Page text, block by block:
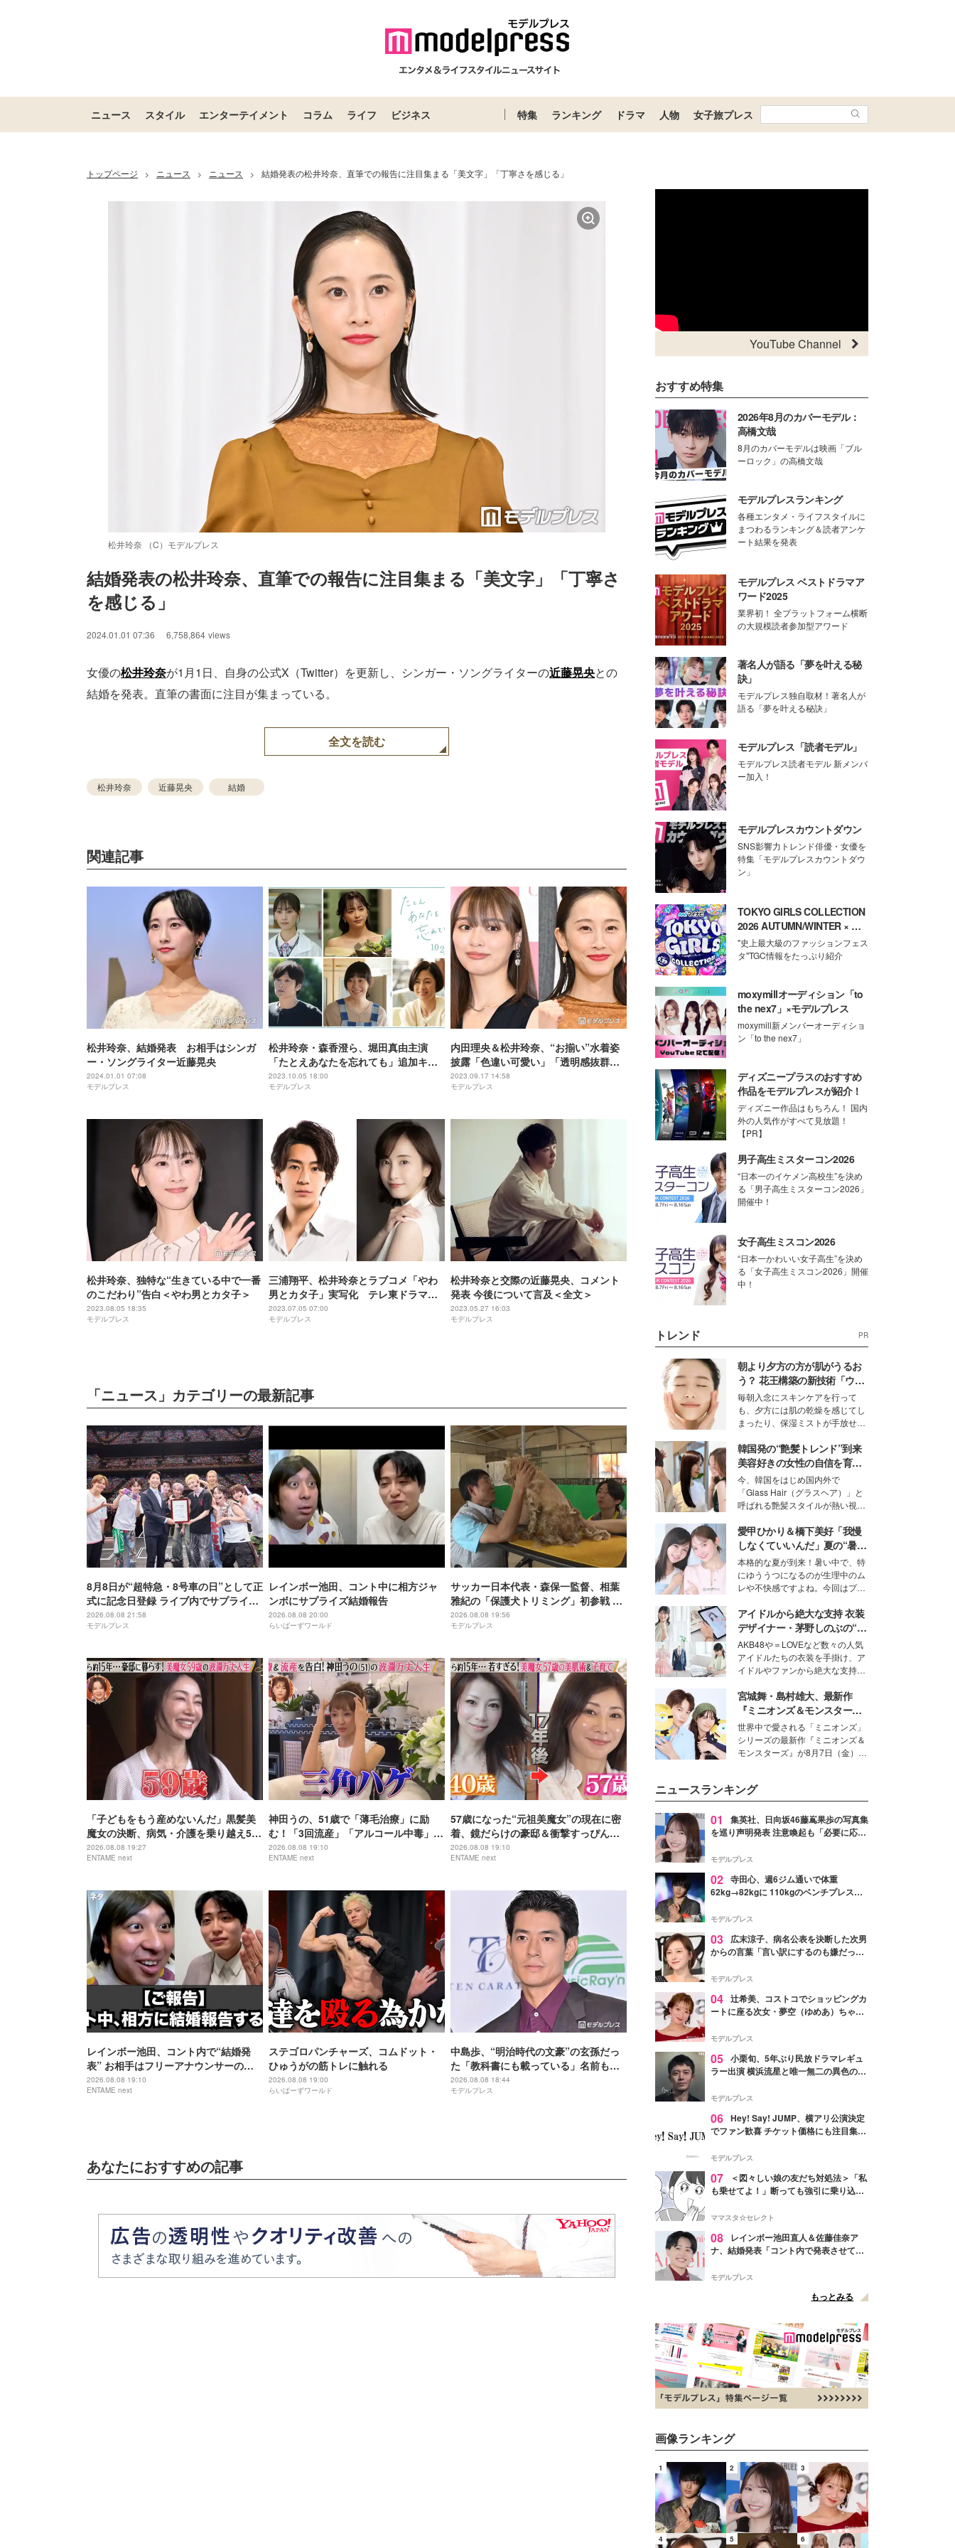
ニュース スタイル エンターテイメント コラム ライフ ビジネス 特集 ランキング ドラマ 人物 女子旅プレス
トップページ > ニュース > ニュース > 結婚発表の松井玲奈、直筆での報告に注目集まる「美文字」「丁寧さを感じる」
松井玲奈 （C）モデルプレス
結婚発表の松井玲奈、直筆での報告に注目集まる「美文字」「丁寧さ
を感じる」
2024.01.01 07:36 6,758,864 views
女優の松井玲奈が1月1日、自身の公式X（Twitter）を更新し、シンガー・ソングライターの近藤晃央との
結婚を発表。直筆の書面に注目が集まっている。
全文を読む
松井玲奈 近藤晃央 結婚
関連記事
松井玲奈、結婚発表 お相手はシンガ
ー・ソングライター近藤晃央
2024.01.01 07:08
モデルプレス
松井玲奈・森香澄ら、堀田真由主演
「たとえあなたを忘れても」追加キャ
スト解禁 メインビジュアル＆PR映像も
公開
2023.10.05 18:00
モデルプレス
内田理央＆松井玲奈、“お揃い”水着姿
披露「色違い可愛い」「透明感抜群」
の声
2023.09.17 14:58
モデルプレス
松井玲奈、独特な“生きている中で一番
のこだわり”告白＜やわ男とカタ子＞
2023.08.05 18:35
モデルプレス
三浦翔平、松井玲奈とラブコメ「やわ
男とカタ子」実写化 テレ東ドラマ初
主演で“イケメンオネエ”に
2023.07.05 07:00
モデルプレス
松井玲奈と交際の近藤晃央、コメント
発表 今後について言及＜全文＞
2023.05.27 16:03
モデルプレス
「ニュース」カテゴリーの最新記事
8月8日が“超特急・8号車の日”として正
式に記念日登録 ライブ内でサプライズ
発表
2026.08.08 21:58
モデルプレス
レインボー池田、コント中に相方ジャ
ンボにサプライズ結婚報告
2026.08.08 20:00
らいばーずワールド
サッカー日本代表・森保一監督、相葉
雅紀の「保護犬トリミング」初参戦 ド
リームチームで心込めて挑む【24時間
テレビ49】
2026.08.08 19:56
モデルプレス
「子どもをもう産めないんだ」黒髪美
魔女の決断、病気・介護を乗り越え56
歳で“おばあちゃん”に
2026.08.08 19:27
ENTAME next
神田うの、51歳で「薄毛治療」に励
む！「3回流産」「アルコール中毒」自
身の過去を赤裸々告白
2026.08.08 19:10
ENTAME next
57歳になった“元祖美魔女”の現在に密
着、鏡だらけの豪邸＆衝撃すっぴん姿
を披露
2026.08.08 19:10
ENTAME next
レインボー池田、コント内で“結婚発
表” お相手はフリーアナウンサーの佐
藤佳奈
2026.08.08 19:10
ENTAME next
ステゴロパンチャーズ、コムドット・
ひゅうがの筋トレに触れる
2026.08.08 19:00
らいばーずワールド
中島歩、“明治時代の文豪”の玄孫だっ
た「教科書にも載っている」名前も先
祖に由来
2026.08.08 18:44
モデルプレス
あなたにおすすめの記事
YouTube Channel
おすすめ特集
2026年8月のカバーモデル：
高橋文哉
8月のカバーモデルは映画「ブル
ーロック」の高橋文哉
モデルプレスランキング
各種エンタメ・ライフスタイルに
まつわるランキング＆読者アンケ
ート結果を発表
モデルプレス ベストドラマア
ワード2025
業界初！ 全プラットフォーム横断
の大規模読者参加型アワード
著名人が語る「夢を叶える秘
訣」
モデルプレス独自取材！著名人が
語る「夢を叶える秘訣」
モデルプレス「読者モデル」
モデルプレス読者モデル 新メンバ
ー加入！
モデルプレスカウントダウン
SNS影響力トレンド俳優・女優を
特集「モデルプレスカウントダウ
ン」
TOKYO GIRLS COLLECTION
2026 AUTUMN/WINTER × モ
デルプレス
"史上最大級のファッションフェス
タ"TGC情報をたっぷり紹介
moxymillオーディション「to
the nex7」×モデルプレス
moxymill新メンバーオーディショ
ン「to the nex7」
ディズニープラスのおすすめ
作品をモデルプレスが紹介！
ディズニー作品はもちろん！ 国内
外の人気作がすべて見放題！
【PR】
男子高生ミスターコン2026
“日本一のイケメン高校生”を決め
る「男子高生ミスターコン2026」
開催中！
女子高生ミスコン2026
“日本一かわいい女子高生”を決め
る「女子高生ミスコン2026」開催
中！
トレンド PR
朝より夕方の方が肌がうるお
う？ 花王構築の新技術「ウォ
ーターキャプチャリングスキ
ン（捕水肌）」がスキンケア
の常識を変える予感
毎朝入念にスキンケアを行って
も、夕方には肌の乾燥を感じてし
まったり、保湿ミストが手放せな
な美容の常識を大きく変える可能
性を秘めた、革新的な「Water
Capturing Skin（ウォーターキャ
プチャリングスキン：捕水肌）」
技術を、花王が構築した。
韓国発の“艶髪トレンド”到来
美容好きの女性の自信を育む
「ヘアケア事情」って？
今、韓国をはじめ国内外で
「Glass Hair（グラスヘア）」と
呼ばれる艶髪スタイルが熱い視線
ションの完成度を高めるベースと
して、“髪そのものの美しさ”に改
めて注目する人が増えている様
子。今回は、そんな憧れの艶やか
な髪を日常で叶える、美容好きの
女性たちのヘアケア事情を紹介し
ます。
愛甲ひかり＆橋下美好「我慢
しなくていいんだ」夏の“暑さ
対策”の新しい選択肢とは？
本格的な夏が到来！暑い中で、特
にゆううつになるのが生理中のム
レや不快感ですよね。今回はプラ
モデル・愛甲ひかりさんと橋下美
好さんを迎えて本音で女子会トー
ク。猛暑のお出かけを快適に過ご
すヒントや、2人が感動した夏の
生理の新常識にも迫りました。
アイドルから絶大な支持 衣装
デザイナー・茅野しのぶの“可
愛い”を作る美学＜「シチズン
クロスシー」インタビュー＞
AKB48や＝LOVEなど数々の人気
アイドルたちの衣装を手掛け、ア
イドルやファンから絶大な支持を
取締役兼クリエイティブディレク
ター・茅野しのぶ。一人ひとりの
個性に寄り添い、魅力を引き出す
衣装作りは、多くの女性たちに勇
気と自信を与え続けている。
宮城舞・島村雄大、最新作
『ミニオンズ＆モンスター
ズ』の魅力熱弁 ハチャメチャ
だけじゃない“友情と絆”に感
動
世界中で愛される「ミニオンズ」
シリーズの最新作『ミニオンズ＆
モンスターズ』が8月7日（金）に
デルの宮城舞と島村雄大の特別対
談をお届け！それぞれの視点か
ら、今作ならではの魅力や予想外
の感動をもたらす奥深いストーリ
た。
ニュースランキング
01
集英社、日向坂46藤嶌果歩の写真集
を巡り声明発表 注意喚起も「必要に応じ
モデルプレス
02 寺田心、週6ジム通いで体重
62kg→82kgに 110kgのベンチプレス持
「かっこいい」と反響
モデルプレス
03
広末涼子、病名公表を決断した次男
からの言葉「言い訳にするのも嫌だっ
モデルプレス
04 辻希美、コストコでショッピングカ
ートに座る次女・夢空（ゆめあ）ちゃん
ぎ」「成長を感じる」の声
モデルプレス
05 小栗旬、5年ぶり民放ドラマレギュ
ラー出演 横浜流星と唯一無二の異色のバ
モデルプレス
06 Hey! Say! JUMP、横アリ公演決定
でファン歓喜 チケット価格にも注目集ま
モデルプレス
07
＜図々しい娘の友だち対処法＞「私
も乗せてよ！」断っても強引に乗り込ん
ママスタ☆セレクト
08
レインボー池田直人＆佐藤佳奈ア
ナ、結婚発表「コント内で発表させてい
点変更のため
モデルプレス
もっとみる
画像ランキング
1 2 3
4 5 6